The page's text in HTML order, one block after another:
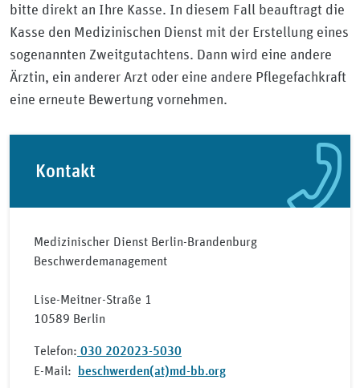
bitte direkt an Ihre Kasse. In diesem Fall beauftragt die
Kasse den Medizinischen Dienst mit der Erstellung eines
sogenannten Zweitgutachtens. Dann wird eine andere
Ärztin, ein anderer Arzt oder eine andere Pflegefachkraft
eine erneute Bewertung vornehmen.
Kontakt
Medizinischer Dienst Berlin-Brandenburg
Beschwerdemanagement
Lise-Meitner-Straße 1
10589 Berlin
Telefon: 030 202023-5030
E-Mail: beschwerden(at)md-bb.org